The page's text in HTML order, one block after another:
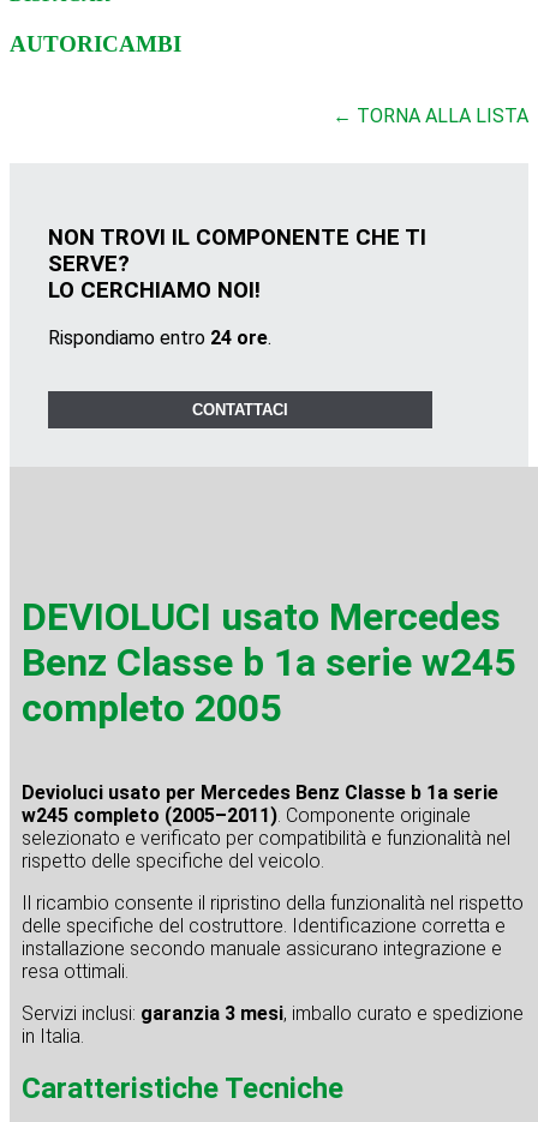
AUTORICAMBI
← TORNA ALLA LISTA
NON TROVI IL COMPONENTE CHE TI
SERVE?
LO CERCHIAMO NOI!
Rispondiamo entro 24 ore.
CONTATTACI
DEVIOLUCI usato Mercedes
Benz Classe b 1a serie w245
completo 2005
Devioluci usato per Mercedes Benz Classe b 1a serie
w245 completo (2005–2011). Componente originale
selezionato e verificato per compatibilità e funzionalità nel
rispetto delle specifiche del veicolo.
Il ricambio consente il ripristino della funzionalità nel rispetto
delle specifiche del costruttore. Identificazione corretta e
installazione secondo manuale assicurano integrazione e
resa ottimali.
Servizi inclusi: garanzia 3 mesi, imballo curato e spedizione
in Italia.
Caratteristiche Tecniche